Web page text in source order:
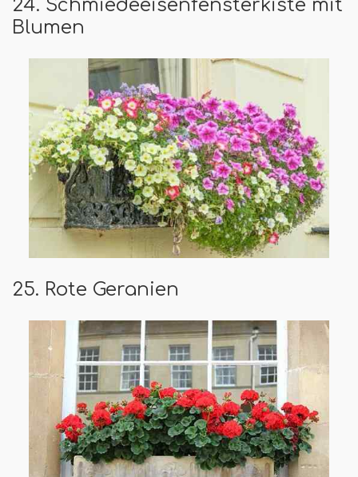
24. Schmiedeeisenfensterkiste mit
Blumen
25. Rote Geranien